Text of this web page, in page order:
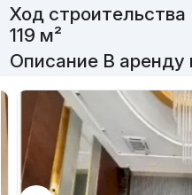
Ход
119 м²
Описание В аренду